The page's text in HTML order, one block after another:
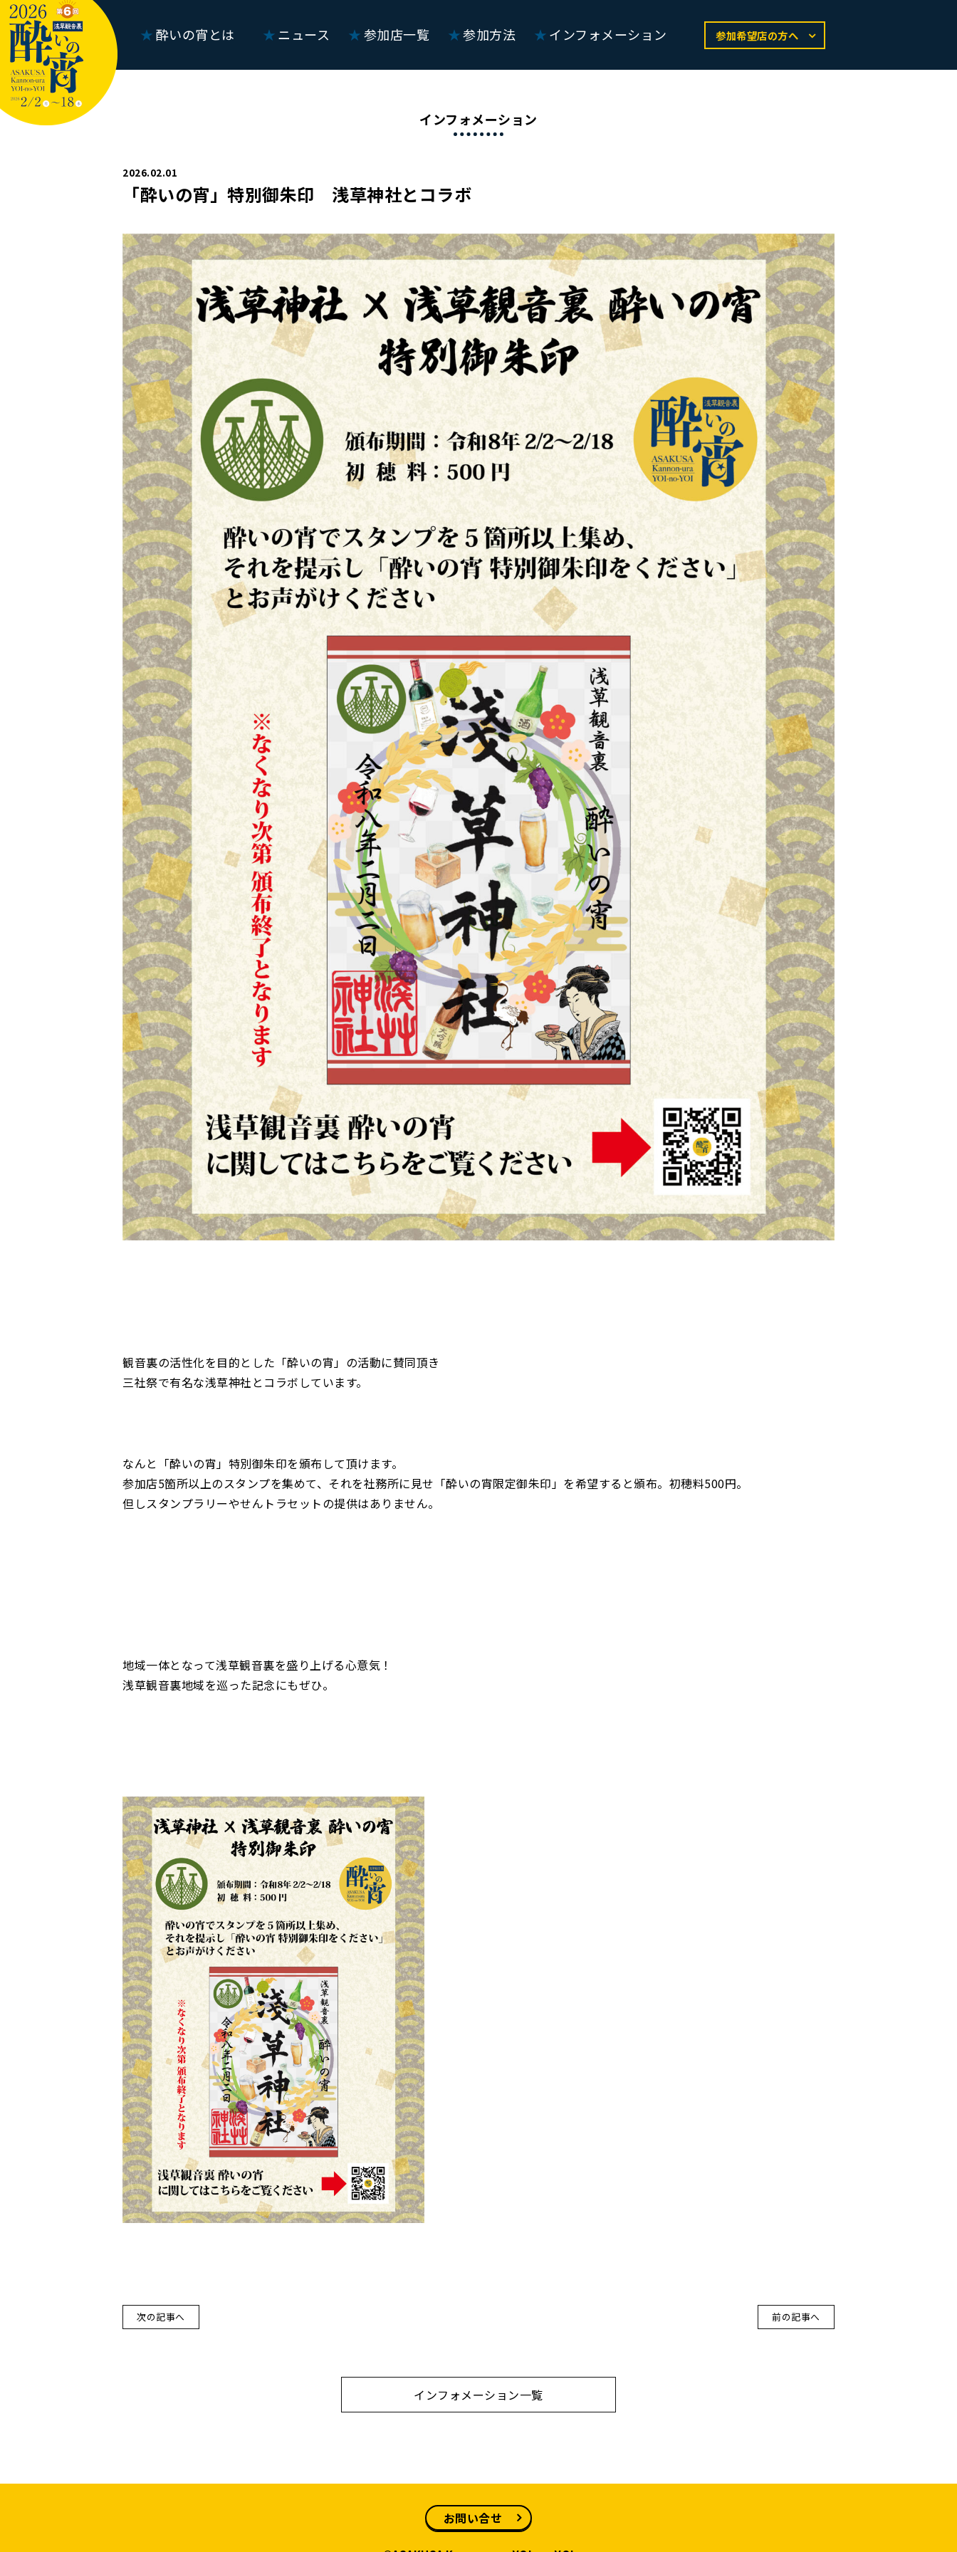
酔いの宵とは ニュース 参加店一覧 参加方法 インフォメーション 参加希望店の方へ
インフォメーション
2026.02.01
「酔いの宵」特別御朱印 浅草神社とコラボ
観音裏の活性化を目的とした「酔いの宵」の活動に賛同頂き
三社祭で有名な浅草神社とコラボしています。
なんと「酔いの宵」特別御朱印を頒布して頂けます。
参加店5箇所以上のスタンプを集めて、それを社務所に見せ「酔いの宵限定御朱印」を希望すると頒布。初穂料500円。
但しスタンプラリーやせんトラセットの提供はありません。
地域一体となって浅草観音裏を盛り上げる心意気！
浅草観音裏地域を巡った記念にもぜひ。
前の記事へ
次の記事へ
インフォメーション一覧
お問い合せ